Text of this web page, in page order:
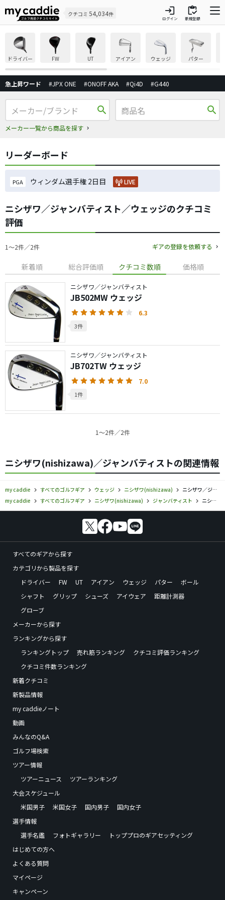
クチコミ 54,034件 login
ログイン
inventory
新規登録
ドライバー FW UT アイアン ウェッジ パター
急上昇ワード #JPX ONE #ONOFF AKA #Qi4D #G440
search
メーカー一覧から商品を探す
search
リーダーボード
PGA ウィンダム選手権 2日目 LIVE
ニシザワ／ジャンバティスト／ウェッジのクチコミ
評価
1〜2件／2件 ギアの登録を依頼する
新着順 総合評価順 クチコミ数順 価格順
ニシザワ／ジャンバティスト
JB502MW ウェッジ
6.3
3件
ニシザワ／ジャンバティスト
JB702TW ウェッジ
7.0
1件
1〜2件／2件
ニシザワ(nishizawa)／ジャンバティストの関連情報
my caddie すべてのゴルフギア ウェッジ ニシザワ(nishizawa)
ニシザワ／ジャンバティスト／ウェッジの口コミ評価
my caddie
すべてのゴルフギア ニシザワ(nishizawa) ジャンバティスト ニシザワ／ジャンバティスト／ウェッジの口コミ評価
すべてのギアから探す
カテゴリから製品を探す
ドライバー
FW UT アイアン ウェッジ パター
ボール
シャフト
グリップ シューズ アイウェア
距離計測器
グローブ
メーカーから探す
ランキングから探す
ランキングトップ
売れ筋ランキング
クチコミ評価ランキング
クチコミ件数ランキング
新着クチコミ
新製品情報
my caddieノート
動画
みんなのQ&A
ゴルフ場検索
ツアー情報
ツアーニュース
ツアーランキング
大会スケジュール
米国男子
米国女子 国内男子
国内女子
選手情報
選手名鑑
フォトギャラリー
トッププロのギアセッティング
はじめての方へ
よくある質問
マイページ
キャンペーン